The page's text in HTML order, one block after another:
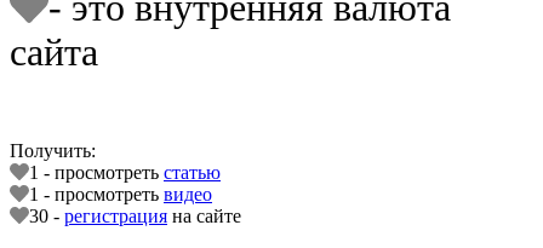
сайта
Получить:
1 - просмотреть статью
1 - просмотреть видео
30 - регистрация на сайте